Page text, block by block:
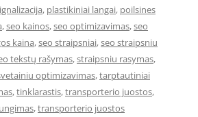
, plastikiniai langai, poilsines
,seo kainos,seo optimizavimas,seo
kaina,seo straipsniai,seo straipsniu
tekstų rašymas,straipsniu rasymas,
optimizavimas,tarptautiniai
,tinklarastis,transporterio juostos,
,transporterio juostos